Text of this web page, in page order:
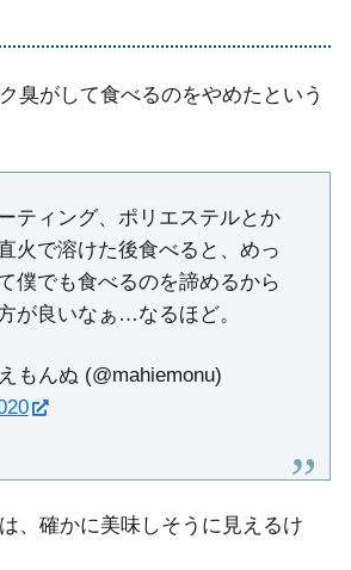
臭がして食べるのをやめたという
ティング、ポリエステルとか
火で溶けた後食べると、めっ
僕でも食べるのを諦めるから
が良いなぁ…なるほど。
もんぬ (@mahiemonu)
、確かに美味しそうに見えるけ